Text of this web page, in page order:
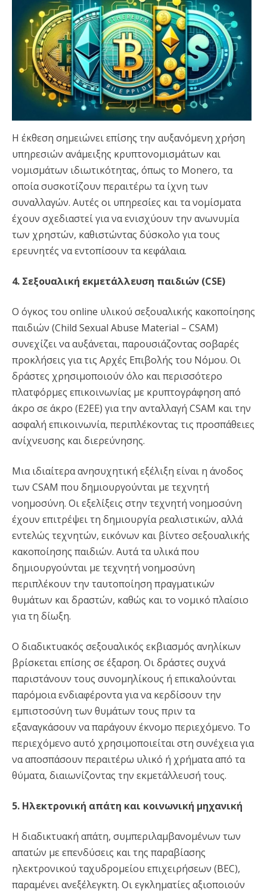
Η έκθεση σημειώνει επίσης την αυξανόμενη χρήση
υπηρεσιών ανάμειξης κρυπτονομισμάτων και
νομισμάτων ιδιωτικότητας, όπως το Monero, τα
οποία συσκοτίζουν περαιτέρω τα ίχνη των
συναλλαγών. Αυτές οι υπηρεσίες και τα νομίσματα
έχουν σχεδιαστεί για να ενισχύουν την ανωνυμία
των χρηστών, καθιστώντας δύσκολο για τους
ερευνητές να εντοπίσουν τα κεφάλαια.
4. Σεξουαλική εκμετάλλευση παιδιών (CSE)
Ο όγκος του online υλικού σεξουαλικής κακοποίησης
παιδιών (Child Sexual Abuse Material – CSAM)
συνεχίζει να αυξάνεται, παρουσιάζοντας σοβαρές
προκλήσεις για τις Αρχές Επιβολής του Νόμου. Οι
δράστες χρησιμοποιούν όλο και περισσότερο
πλατφόρμες επικοινωνίας με κρυπτογράφηση από
άκρο σε άκρο (E2EE) για την ανταλλαγή CSAM και την
ασφαλή επικοινωνία, περιπλέκοντας τις προσπάθειες
ανίχνευσης και διερεύνησης.
Μια ιδιαίτερα ανησυχητική εξέλιξη είναι η άνοδος
των CSAM που δημιουργούνται με τεχνητή
νοημοσύνη. Οι εξελίξεις στην τεχνητή νοημοσύνη
έχουν επιτρέψει τη δημιουργία ρεαλιστικών, αλλά
εντελώς τεχνητών, εικόνων και βίντεο σεξουαλικής
κακοποίησης παιδιών. Αυτά τα υλικά που
δημιουργούνται με τεχνητή νοημοσύνη
περιπλέκουν την ταυτοποίηση πραγματικών
θυμάτων και δραστών, καθώς και το νομικό πλαίσιο
για τη δίωξη.
Ο διαδικτυακός σεξουαλικός εκβιασμός ανηλίκων
βρίσκεται επίσης σε έξαρση. Οι δράστες συχνά
παριστάνουν τους συνομηλίκους ή επικαλούνται
παρόμοια ενδιαφέροντα για να κερδίσουν την
εμπιστοσύνη των θυμάτων τους πριν τα
εξαναγκάσουν να παράγουν έκνομο περιεχόμενο. Το
περιεχόμενο αυτό χρησιμοποιείται στη συνέχεια για
να αποσπάσουν περαιτέρω υλικό ή χρήματα από τα
θύματα, διαιωνίζοντας την εκμετάλλευσή τους.
5. Ηλεκτρονική απάτη και κοινωνική μηχανική
Η διαδικτυακή απάτη, συμπεριλαμβανομένων των
απατών με επενδύσεις και της παραβίασης
ηλεκτρονικού ταχυδρομείου επιχειρήσεων (BEC),
παραμένει ανεξέλεγκτη. Οι εγκληματίες αξιοποιούν